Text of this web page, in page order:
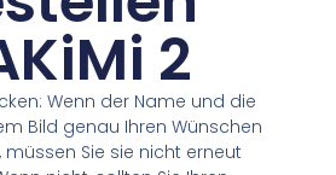
2
Wenn der Name und die
Bild genau Ihren Wünschen
Sie sie nicht erneut